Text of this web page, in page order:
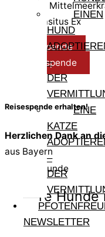
EINEN
HUND
–
DER
EINE
KATZE
–
DER
NEWSLETTER
Test
Parasitus Ex
Reisespende
Pflegespende
Reisespende erhalten!
Herzlichen Dank an
aus Bayern
Weitere Hunde
Andere